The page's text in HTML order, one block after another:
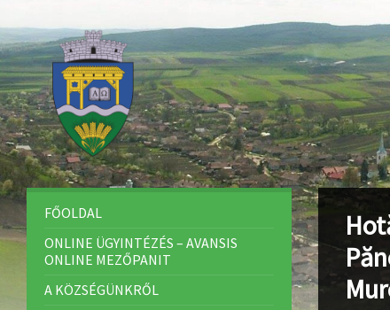
FŐOLDAL
ONLINE ÜGYINTÉZÉS – AVANSIS
ONLINE MEZŐPANIT
A KÖZSÉGÜNKRŐL